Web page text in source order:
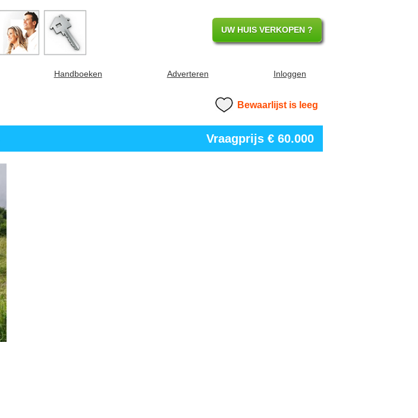
UW HUIS VERKOPEN ?
Handboeken Adverteren Inloggen
Bewaarlijst is leeg
Vraagprijs € 60.000